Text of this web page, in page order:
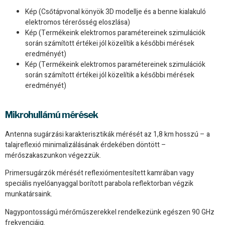
Kép (Csőtápvonal könyök 3D modellje és a benne kialakuló
elektromos térerősség eloszlása)
Kép (Termékeink elektromos paramétereinek szimulációk
során számított értékei jól közelítik a későbbi mérések
eredményét)
Kép (Termékeink elektromos paramétereinek szimulációk
során számított értékei jól közelítik a későbbi mérések
eredményét)
Mikrohullámú mérések
Antenna sugárzási karakterisztikák mérését az 1,8 km hosszú – a
talajreflexió minimalizálásának érdekében döntött –
mérőszakaszunkon végezzük.
Primersugárzók mérését reflexiómentesített kamrában vagy
speciális nyelőanyaggal borított parabola reflektorban végzik
munkatársaink.
Nagypontosságú mérőműszerekkel rendelkezünk egészen 90 GHz
frekvenciáig.